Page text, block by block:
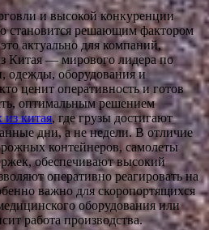
и высокой конкуренции
становится решающим фактором
актуально для компаний,
Китая — мирового лидера по
одежды, оборудования и
ценит оперативность и готов
оптимальным решением
из китая, где грузы достигают
дни, а не недели. В отличие
контейнеров, самолеты
обеспечивают высокий
оперативно реагировать на
важно для скоропортящихся
оборудования или
работа производства.